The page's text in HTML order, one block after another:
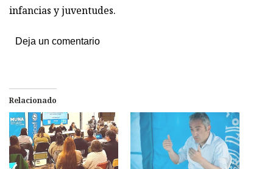
infancias y juventudes.
Deja un comentario
Relacionado